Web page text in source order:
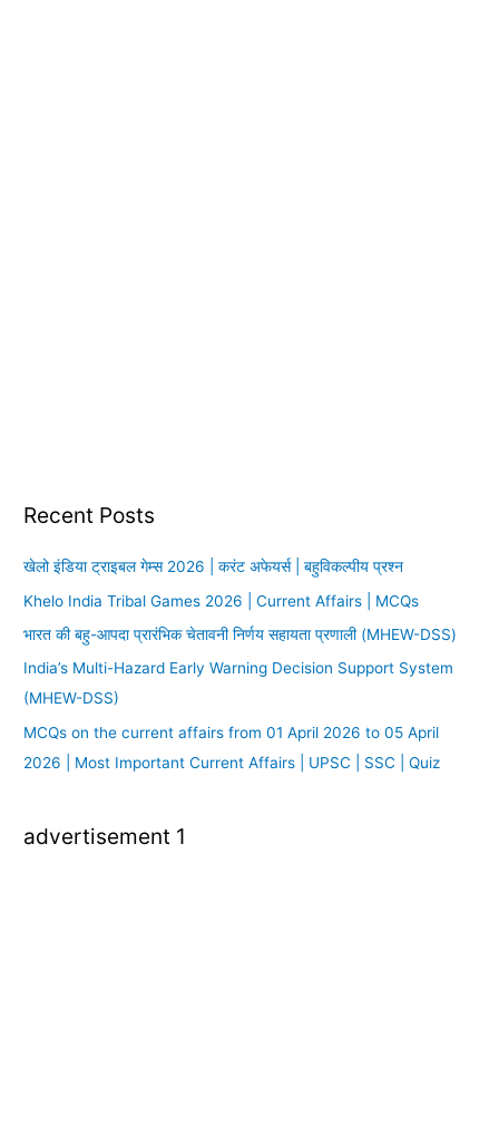
Recent Posts
खेलो इंडिया ट्राइबल गेम्स 2026 | करंट अफेयर्स | बहुविकल्पीय प्रश्न
Khelo India Tribal Games 2026 | Current Affairs | MCQs
भारत की बहु-आपदा प्रारंभिक चेतावनी निर्णय सहायता प्रणाली (MHEW-DSS)
India’s Multi-Hazard Early Warning Decision Support System
(MHEW-DSS)
MCQs on the current affairs from 01 April 2026 to 05 April
2026 | Most Important Current Affairs | UPSC | SSC | Quiz
advertisement 1